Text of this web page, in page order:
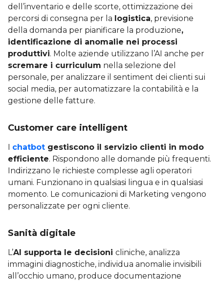
dell’inventario e delle scorte, ottimizzazione dei
percorsi di consegna per la logistica, previsione
della domanda per pianificare la produzione,
identificazione di anomalie nei processi
produttivi. Molte aziende utilizzano l’AI anche per
scremare i curriculum nella selezione del
personale, per analizzare il sentiment dei clienti sui
social media, per automatizzare la contabilità e la
gestione delle fatture.
Customer care intelligent
I chatbot gestiscono il servizio clienti in modo
efficiente. Rispondono alle domande più frequenti.
Indirizzano le richieste complesse agli operatori
umani. Funzionano in qualsiasi lingua e in qualsiasi
momento. Le comunicazioni di Marketing vengono
personalizzate per ogni cliente.
Sanità digitale
L’AI supporta le decisioni cliniche, analizza
immagini diagnostiche, individua anomalie invisibili
all’occhio umano, produce documentazione